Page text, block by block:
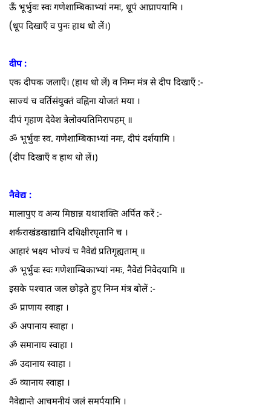
ऊँ भूर्भुवः स्वः गणेशाम्बिकाभ्यां नमः, धूपं आघ्रापयामि ।
(धूप दिखाएँ व पुनः हाथ धो लें।)
दीप :
एक दीपक जलाएँ। (हाथ धो लें) व निम्न मंत्र से दीप दिखाएँ :-
साज्यं च वर्तिसंयुक्तं वह्निना योजतं मया ।
दीपं गृहाण देवेश त्रेलोक्यतिमिरापहम्‌ ॥
ॐ भूर्भुवः स्व. गणेशाम्बिकाभ्यां नमः, दीपं दर्शयामि ।
(दीप दिखाएँ व हाथ धो लें।)
नैवेद्य :
मालापुए व अन्य मिष्ठान्न यथाशक्ति अर्पित करें :-
शर्कराखंडखाद्यानि दधिक्षीरघृतानि च ।
आहारं भक्ष्य भोज्यं च नैवेद्यं प्रतिगृह्यताम्‌ ॥
ॐ भूर्भुवः स्वः गणेशाम्बिकाभ्यां नमः, नैवेद्यं निवेदयामि ॥
इसके पश्चात जल छोड़ते हुए निम्न मंत्र बोलें :-
ॐ प्राणाय स्वाहा ।
ॐ अपानाय स्वाहा ।
ॐ समानाय स्वाहा ।
ॐ उदानाय स्वाहा ।
ॐ व्यानाय स्वाहा ।
नैवेद्यान्ते आचमनीयं जलं समर्पयामि ।